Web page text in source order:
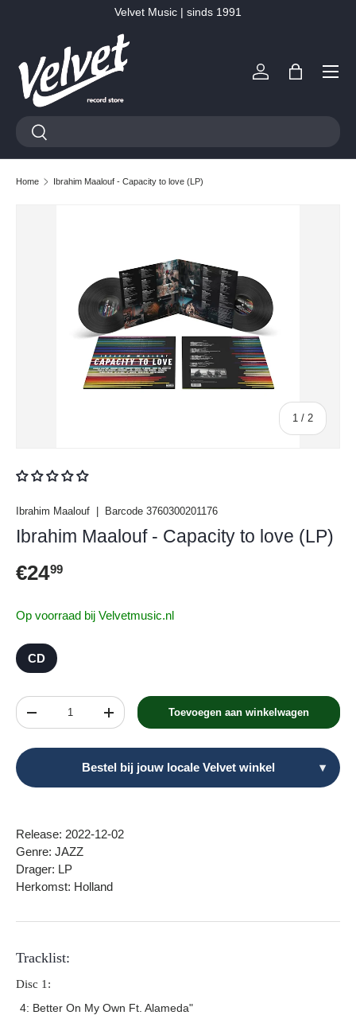
Velvet Music | sinds 1991
Zoeken
Zoeken
Inloggen
Tas
Menu
Home Ibrahim Maalouf - Capacity to love (LP)
1 / van
2
Ibrahim Maalouf Barcode 3760300201176
Ibrahim Maalouf - Capacity to love (LP)
Reguliere prijs
€2499
Op voorraad bij Velvetmusic.nl
CD
Aantal
Verlaag de hoeveelheidVerhoog de hoeveelheidToevoegen aan winkelwagen
Bestel bij jouw locale Velvet winkel ▾
Release: 2022-12-02
Genre: JAZZ
Drager: LP
Herkomst: Holland
Tracklist:
Disc 1:
4: Better On My Own Ft. Alameda"